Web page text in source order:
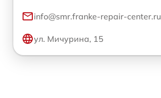
info@smr.franke-repair-center.ru
ул. Мичурина, 15